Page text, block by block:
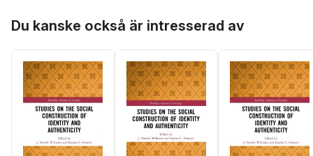
Du kanske också är intresserad av